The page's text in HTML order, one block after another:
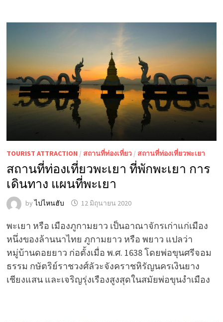
TOURIST ATTRACTION / สถานที่ท่องเที่ยว/ สถานที่ท่องเที่ยวพะเยา
สถานที่ท่องเที่ยวพะเยา ที่พักพะเยา การ
เดินทาง แผนที่พะเยา
byไปไหนฮับ 12 มิถุนายน 2020
พะเยา หรือ เมืองภูกามยาว เป็นอาณาจักรเก่าแก่เมือง
หนึ่งของล้านนาไทย ภูกามยาว หรือ พยาว แปลว่า
หมู่บ้านดอยยาว ก่อตั้งเมื่อ พ.ศ. 1638 โดยพ่อขุนศรีจอม
ธรรม กษัตริย์ราชวงศ์ลัวะจังคราชหิรัญนครเงินยาง
เชียงแสน และเจริญรุ่งเรืองสูงสุดในสมัยพ่อขุนงำเมือง